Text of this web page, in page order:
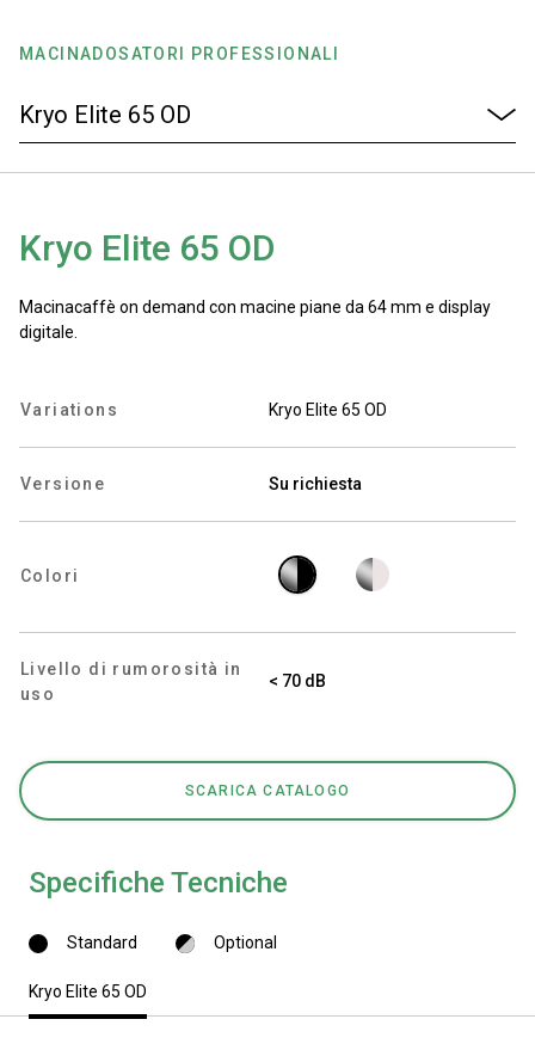
MACINADOSATORI PROFESSIONALI
Kryo Elite 65 OD
Macinacaffè on demand con macine piane da 64 mm e display
digitale.
Variations Kryo Elite 65 OD
Versione Su richiesta
Colori
Livello di rumorosità in
uso
< 70 dB
SCARICA CATALOGO
Specifiche Tecniche
Standard Optional
Kryo Elite 65 OD
I nostri Lab
Sostenibilità
Connect
Contattaci
Privacy Policy